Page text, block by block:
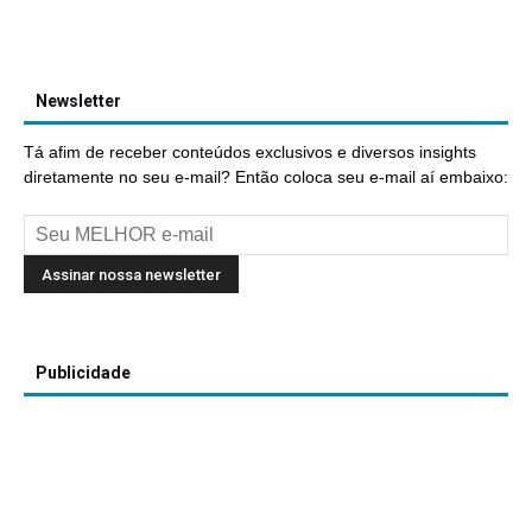
Newsletter
Tá afim de receber conteúdos exclusivos e diversos insights
diretamente no seu e-mail? Então coloca seu e-mail aí embaixo:
Publicidade